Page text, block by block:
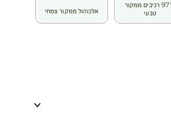
97% רכיבים ממקור
טבעי
אלכוהול ממקור צמחי